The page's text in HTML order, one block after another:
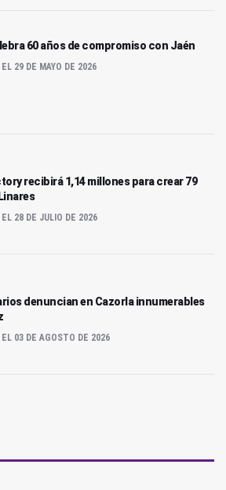
60 años de compromiso con Jaén
29 DE MAYO DE 2026
recibirá 1,14 millones para crear 79
EL 28 DE JULIO DE 2026
denuncian en Cazorla innumerables
EL 03 DE AGOSTO DE 2026